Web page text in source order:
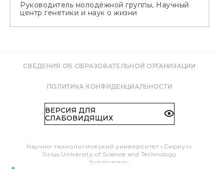
Руководитель молодёжной группы, Научный
центр генетики и наук о жизни
СВЕДЕНИЯ ОБ ОБРАЗОВАТЕЛЬНОЙ ОРГАНИЗАЦИИ
ПОЛИТИКА КОНФИДЕНЦИАЛЬНОСТИ
ВЕРСИЯ ДЛЯ
СЛАБОВИДЯЩИХ
Научно-технологический университет «Сириус»
Sirius University of Science and Technology
Учредитель: